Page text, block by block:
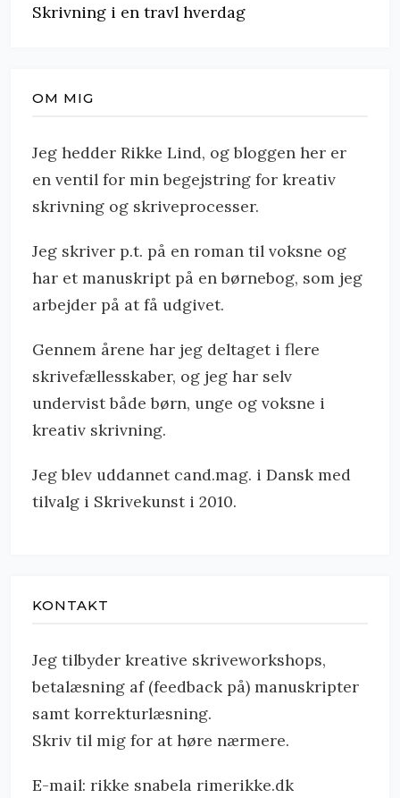
Skrivning i en travl hverdag
OM MIG
Jeg hedder Rikke Lind, og bloggen her er
en ventil for min begejstring for kreativ
skrivning og skriveprocesser.
Jeg skriver p.t. på en roman til voksne og
har et manuskript på en børnebog, som jeg
arbejder på at få udgivet.
Gennem årene har jeg deltaget i flere
skrivefællesskaber, og jeg har selv
undervist både børn, unge og voksne i
kreativ skrivning.
Jeg blev uddannet cand.mag. i Dansk med
tilvalg i Skrivekunst i 2010.
KONTAKT
Jeg tilbyder kreative skriveworkshops,
betalæsning af (feedback på) manuskripter
samt korrekturlæsning.
Skriv til mig for at høre nærmere.
E-mail: rikke snabela rimerikke.dk